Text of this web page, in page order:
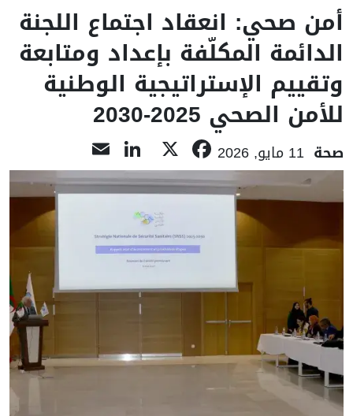
أمن صحي: انعقاد اجتماع اللجنة
الدائمة المكلّفة بإعداد ومتابعة
وتقييم الإستراتيجية الوطنية
للأمن الصحي 2025-2030
صحة 11 مايو, 2026 Facebook
LinkedIn